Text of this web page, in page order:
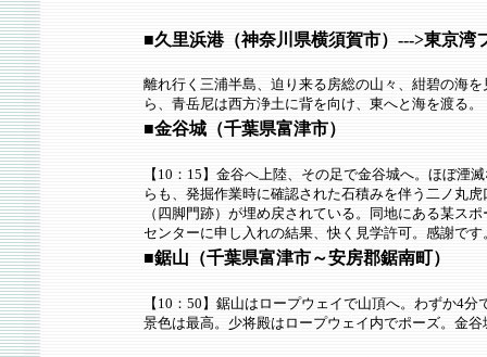
■久里浜港（神奈川県横須賀市）--->東京湾
離れ行く三浦半島、迫り来る房総の山々、紺碧の海
ら、青岳尼は西方浄土に背を向け、東へと海を渡る。
■金谷城（千葉県富津市）
【10：15】金谷へ上陸、その足で金谷城へ。ほぼ湮
らも、発掘作業時に確認された石積みを伴う二ノ丸虎
（四脚門跡）が埋め戻されている。同地にある某スポ
センターに申し入れの結果、快く見学許可。感謝です
■鋸山（千葉県富津市～安房郡鋸南町）
【10：50】鋸山はロープウェイで山頂へ。わずか4
景色は最高。少将殿はロープウェイ内でポーズ。金